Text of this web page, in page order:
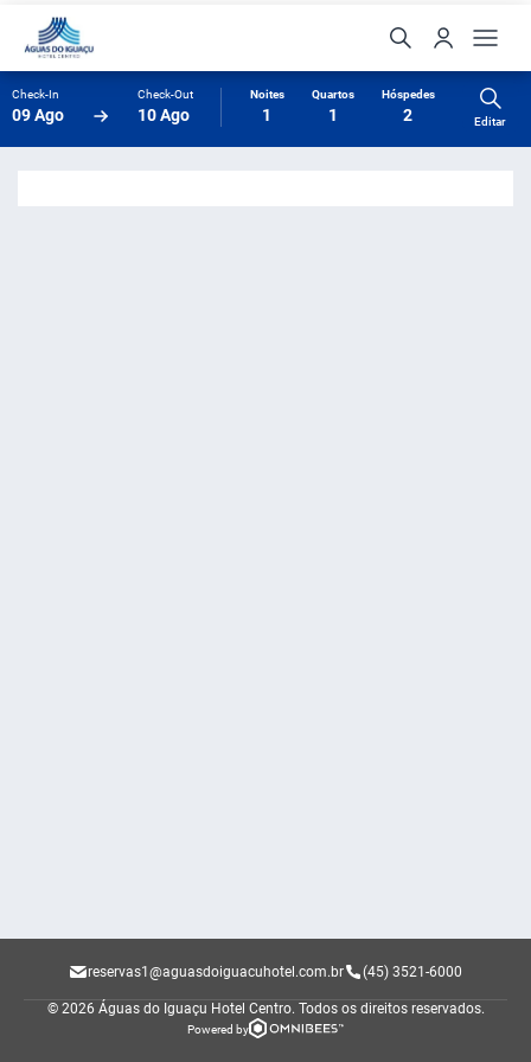
Check-In
09 Ago
Check-Out
10 Ago
Noites
1
Quartos
1
Hóspedes
2 Editar
reservas1@aguasdoiguacuhotel.com.br (45) 3521-6000
© 2026 Águas do Iguaçu Hotel Centro. Todos os direitos reservados.
Powered by